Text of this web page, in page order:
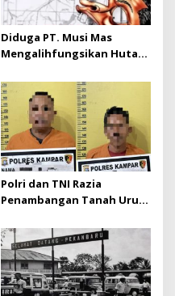
Diduga PT. Musi Mas
Mengalihfungsikan Hutan
diduga melebihi batas izin
yang diizinkan
Polri dan TNI Razia
Penambangan Tanah Urug,